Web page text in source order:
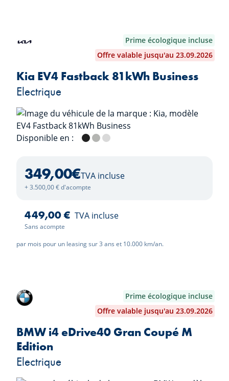
Prime écologique incluse
Offre valable jusqu'au 23.09.2026
Kia EV4 Fastback 81kWh Business
Electrique
Disponible en : Aurora Black
Shale Grey
Ivory Silver
349,00€TVA incluse
+ 3.500,00 € d'acompte
449,00 € TVA incluse
Sans acompte
par mois pour un leasing sur 3 ans et 10.000 km/an.
Prime écologique incluse
Offre valable jusqu'au 23.09.2026
BMW i4 eDrive40 Gran Coupé M
Edition
Electrique